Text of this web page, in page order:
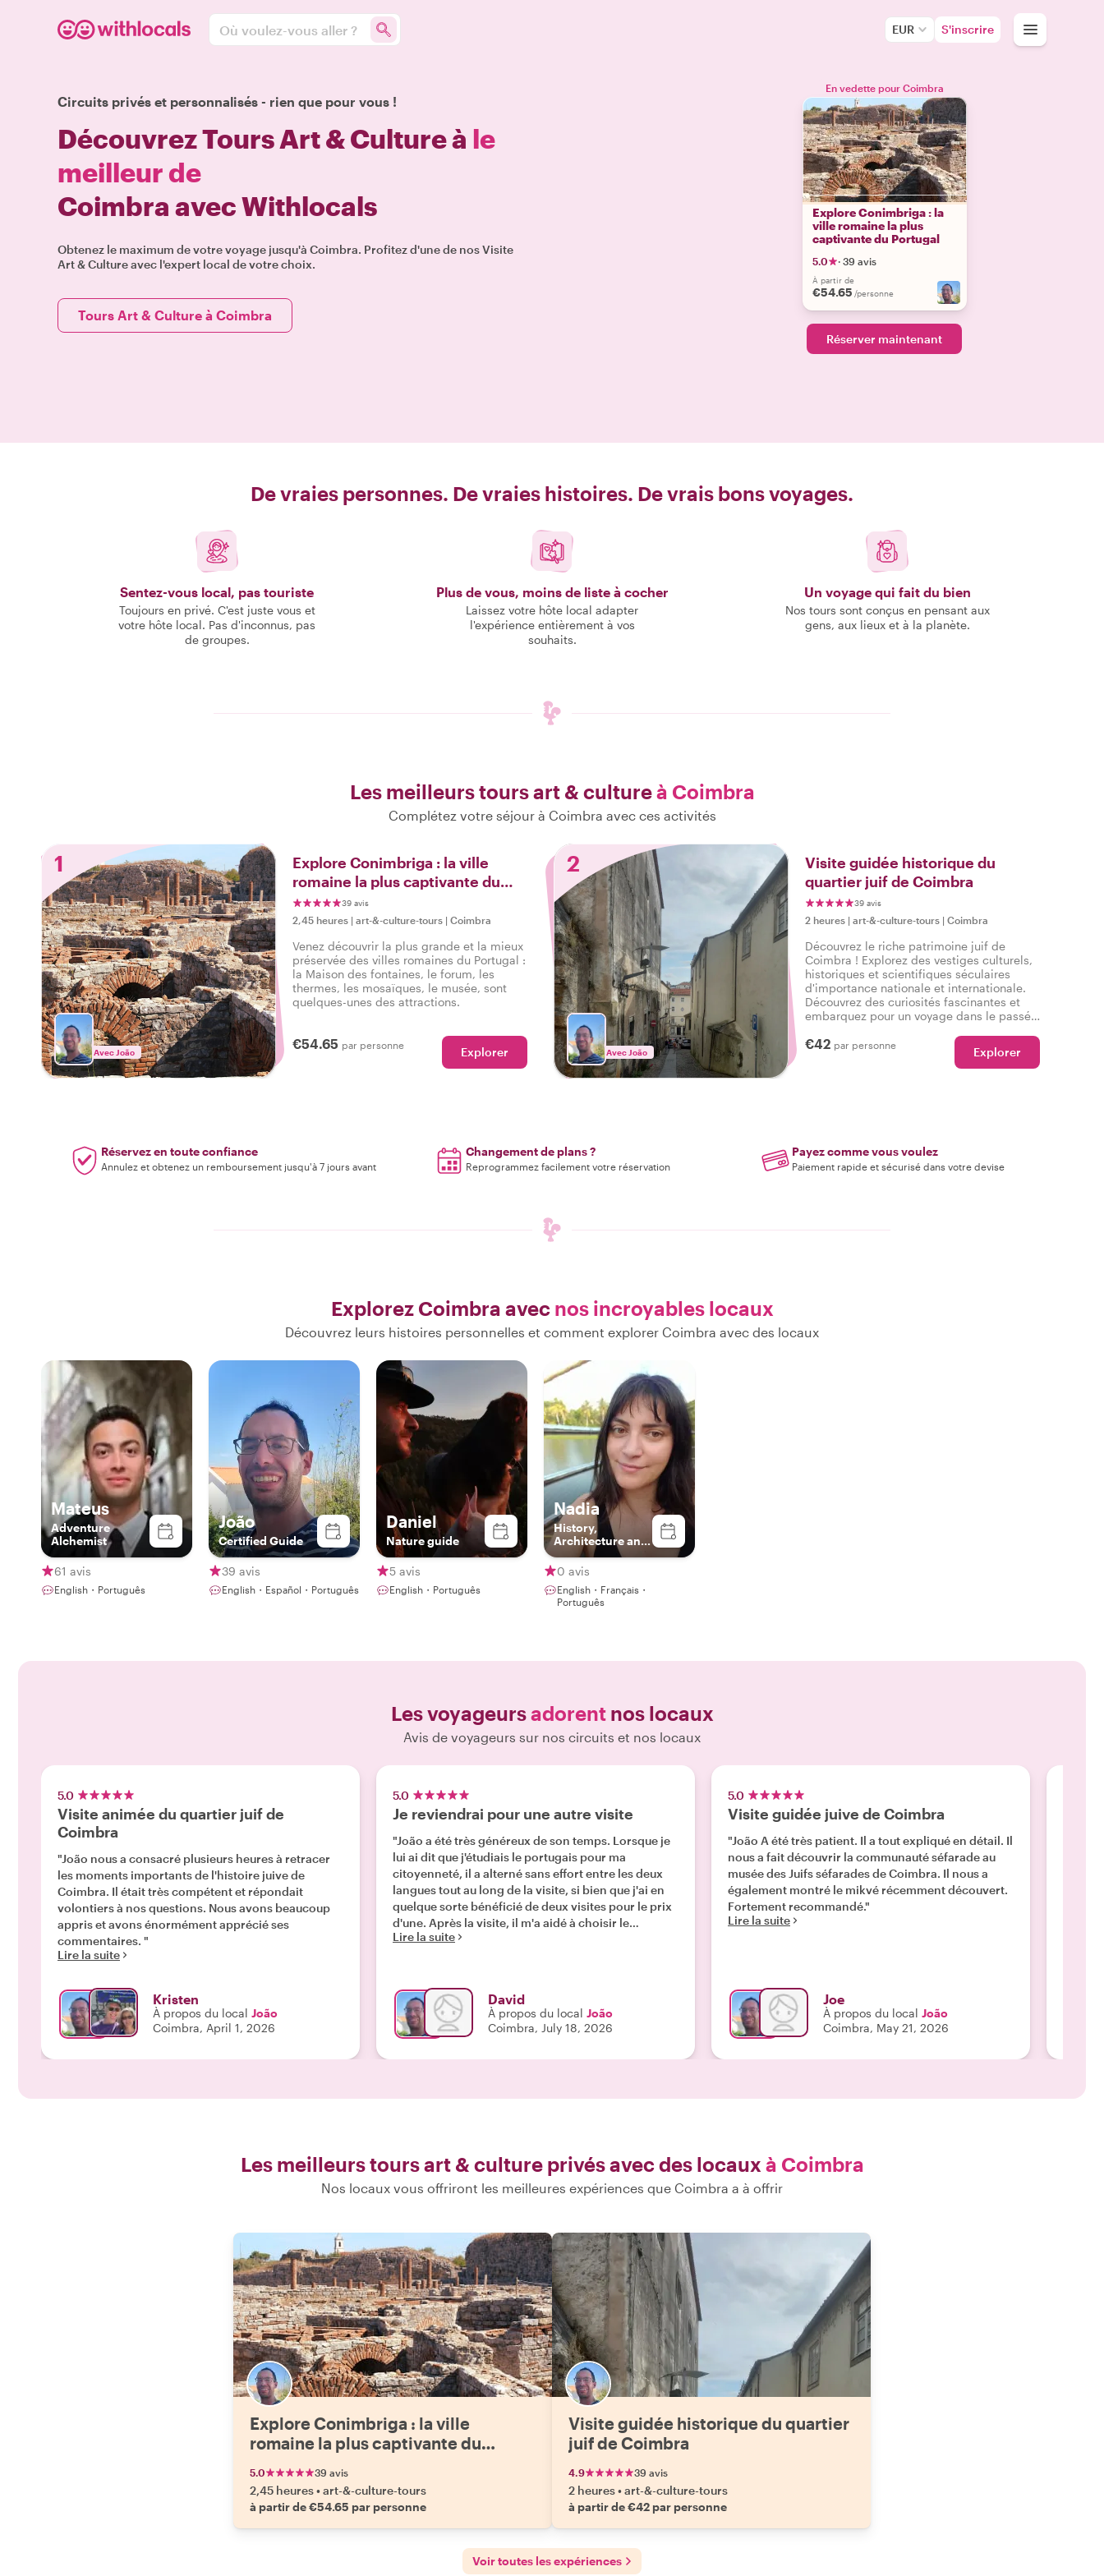
Où voulez-vous aller ? EUR S'inscrire
Circuits privés et personnalisés - rien que pour vous !
Découvrez Tours Art & Culture à le
meilleur de
Coimbra avec Withlocals
Obtenez le maximum de votre voyage jusqu'à Coimbra. Profitez d'une de nos Visite
Art & Culture avec l'expert local de votre choix.
Tours Art & Culture à Coimbra
En vedette pour Coimbra
Explore Conimbriga : la
ville romaine la plus
captivante du Portugal
5.0 · 39 avis
À partir de
€54.65 /personne
Réserver maintenant
De vraies personnes. De vraies histoires. De vrais bons voyages.
Sentez-vous local, pas touriste
Toujours en privé. C'est juste vous et
votre hôte local. Pas d'inconnus, pas
de groupes.
Plus de vous, moins de liste à cocher
Laissez votre hôte local adapter
l'expérience entièrement à vos
souhaits.
Un voyage qui fait du bien
Nos tours sont conçus en pensant aux
gens, aux lieux et à la planète.
Les meilleurs tours art & cultureà Coimbra
Complétez votre séjour à Coimbra avec ces activités
1
Avec João
Explore Conimbriga : la ville
romaine la plus captivante du
Portugal39 avis
2,45 heures | art-&-culture-tours | Coimbra
Venez découvrir la plus grande et la mieux
préservée des villes romaines du Portugal :
la Maison des fontaines, le forum, les
thermes, les mosaïques, le musée, sont
quelques-unes des attractions.
€54.65 par personne Explorer
2
Avec João
Visite guidée historique du
quartier juif de Coimbra
39 avis
2 heures | art-&-culture-tours | Coimbra
Découvrez le riche patrimoine juif de
Coimbra ! Explorez des vestiges culturels,
historiques et scientifiques séculaires
d'importance nationale et internationale.
Découvrez des curiosités fascinantes et
embarquez pour un voyage dans le passé,
juive du Portugal.
€42 par personne Explorer
Réservez en toute confiance
Annulez et obtenez un remboursement jusqu'à 7 jours avant
Changement de plans ?
Reprogrammez facilement votre réservation
Payez comme vous voulez
Paiement rapide et sécurisé dans votre devise
Explorez Coimbra avec nos incroyables locaux
Découvrez leurs histoires personnelles et comment explorer Coimbra avec des locaux
Mateus
Adventure
Alchemist
61 avis
English・Português
João
Certified Guide
39 avis
English・Español・Português
Daniel
Nature guide
5 avis
English・Português
Nadia
History,
Architecture and
Urbanism Fond
0 avis
English・Français・
Português
Les voyageursadorentnos locaux
Avis de voyageurs sur nos circuits et nos locaux
5.0
Visite animée du quartier juif de
Coimbra
"João nous a consacré plusieurs heures à retracer
les moments importants de l'histoire juive de
Coimbra. Il était très compétent et répondait
volontiers à nos questions. Nous avons beaucoup
appris et avons énormément apprécié ses
commentaires. "
Lire la suite
Kristen
À propos du local João
Coimbra, April 1, 2026
5.0
Je reviendrai pour une autre visite
"João a été très généreux de son temps. Lorsque je
lui ai dit que j'étudiais le portugais pour ma
citoyenneté, il a alterné sans effort entre les deux
langues tout au long de la visite, si bien que j'ai en
quelque sorte bénéficié de deux visites pour le prix
d'une. Après la visite, il m'a aidé à choisir le
restaurant idéal pour déjeuner et m'a également
reviendrai certainement à Coimbra pour explorer la
ville elle-même avec João."
Lire la suite
David
À propos du local João
Coimbra, July 18, 2026
5.0
Visite guidée juive de Coimbra
"João A été très patient. Il a tout expliqué en détail. Il
nous a fait découvrir la communauté séfarade au
musée des Juifs séfarades de Coimbra. Il nous a
également montré le mikvé récemment découvert.
Fortement recommandé."
Lire la suite
Joe
À propos du local João
Coimbra, May 21, 2026
Les meilleurs tours art & culture privés avec des locaux à Coimbra
Nos locaux vous offriront les meilleures expériences que Coimbra a à offrir
Explore Conimbriga : la ville
romaine la plus captivante du
5.0 39 avis
2,45 heures•art-&-culture-tours
à partir de €54.65 par personne
Visite guidée historique du quartier
juif de Coimbra
4.9 39 avis
2 heures•art-&-culture-tours
à partir de €42 par personne
Voir toutes les expériences